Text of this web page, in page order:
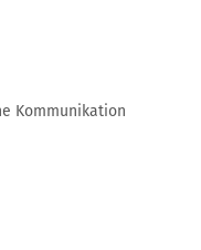
Kommunikation